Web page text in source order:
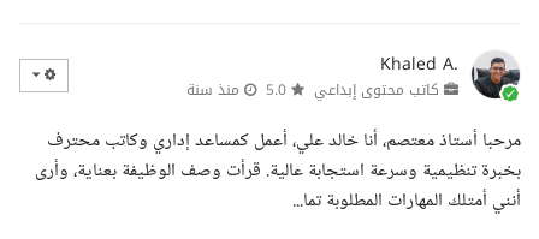
Khaled A.
كاتب محتوى إبداعي منذ سنة
مرحبا أستاذ معتصم، أنا خالد علي، أعمل كمساعد إداري وكاتب محترف
بخبرة تنظيمية وسرعة استجابة عالية. قرأت وصف الوظيفة بعناية، وأرى
أنني أمتلك المهارات المطلوبة تما...